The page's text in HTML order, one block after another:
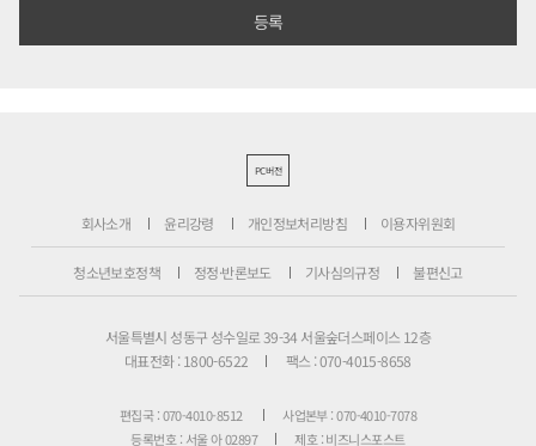
PC버전
회사소개 윤리강령 개인정보처리방침 이용자위원회
청소년보호정책 정정·반론보도 기사심의규정 불편신고
서울특별시 성동구 성수일로 39-34 서울숲더스페이스 12층
대표전화 : 1800-6522
팩스 : 070-4015-8658
편집국 : 070-4010-8512
사업본부 : 070-4010-7078
등록번호 : 서울 아 02897
제호 : 비즈니스포스트